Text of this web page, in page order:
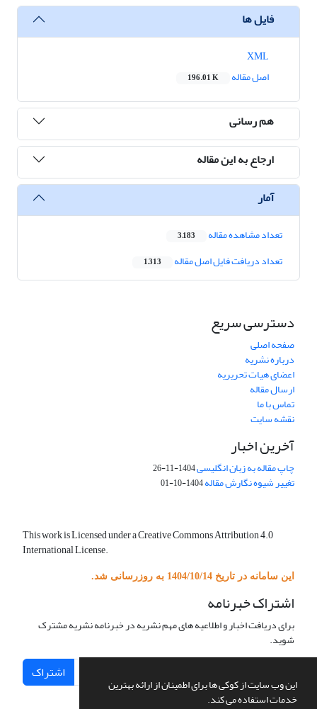
این وب سایت از کوکی ها برای اطمینان از ارائه بهترین
خدمات استفاده می کند.
فایل ها
اصل مقاله
196.01 K
هم رسانی
ارجاع به این مقاله
آمار
تعداد مشاهده مقاله 3,183
تعداد دریافت فایل اصل مقاله 1,313
دسترسی سریع
صفحه اصلی
درباره نشریه
اعضای هیات تحریریه
ارسال مقاله
تماس با ما
نقشه سایت
آخرین اخبار
چاپ مقاله به زبان انگلیسی1404-11-26
تغییر شیوه نگارش مقاله1404-10-01
This work is Licensed under a Creative Commons Attribution 4.0
International License.
این سامانه در تاریخ 1404/10/14 به روزرسانی شد.
اشتراک خبرنامه
برای دریافت اخبار و اطلاعیه های مهم نشریه در خبرنامه نشریه مشترک
شوید.
اشتراک